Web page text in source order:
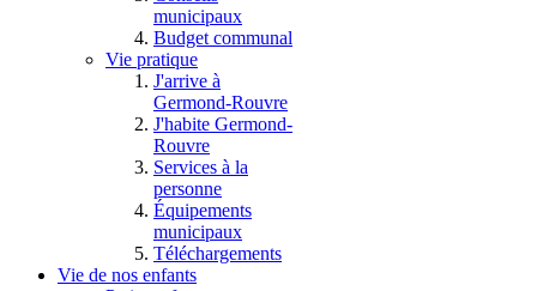
municipaux
Budget communal
Vie pratique
J'arrive à
Germond-Rouvre
J'habite Germond-
Rouvre
Services à la
personne
Équipements
municipaux
Téléchargements
Vie de nos enfants